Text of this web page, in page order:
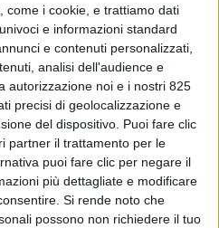
come i cookie, e trattiamo dati
e informazioni standard
e contenuti personalizzati,
analisi dell'audience e
autorizzazione noi e i nostri 825
precisi di geolocalizzazione e
del dispositivo. Puoi fare clic
partner il trattamento per le
puoi fare clic per negare il
più dettagliate e modificare
Si rende noto che
possono non richiedere il tuo